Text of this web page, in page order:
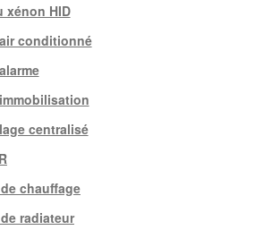
xénon HID
conditionné
centralisé
chauffage
radiateur